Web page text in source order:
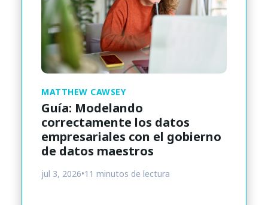
MATTHEW CAWSEY
Guía: Modelando
correctamente los datos
empresariales con el gobierno
de datos maestros
jul 3, 2026•11 minutos de lectura